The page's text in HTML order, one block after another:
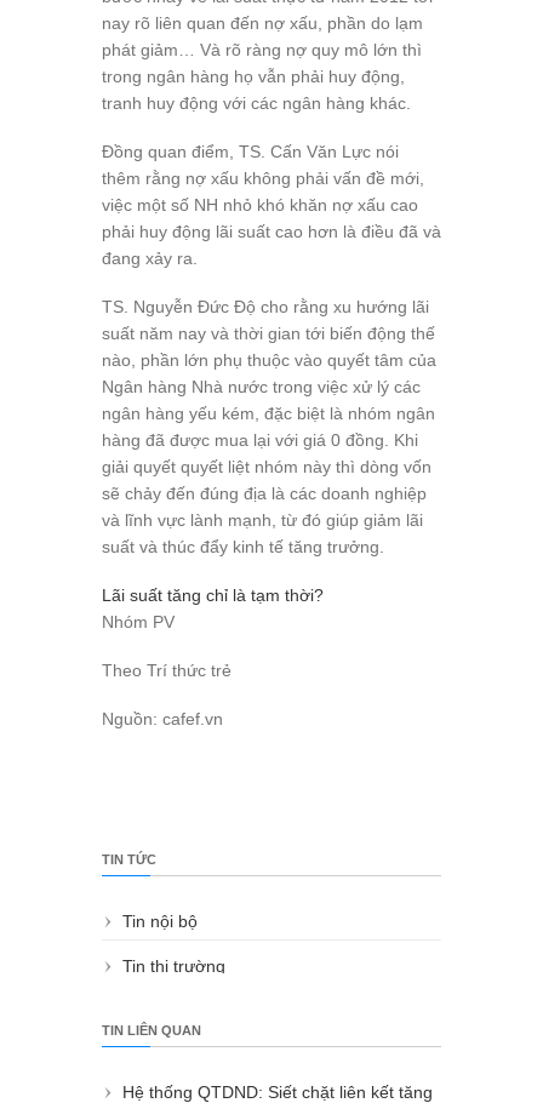
nay rõ liên quan đến nợ xấu, phần do lạm
phát giảm… Và rõ ràng nợ quy mô lớn thì
trong ngân hàng họ vẫn phải huy động,
tranh huy động với các ngân hàng khác.
Đồng quan điểm, TS. Cấn Văn Lực nói
thêm rằng nợ xấu không phải vấn đề mới,
việc một số NH nhỏ khó khăn nợ xấu cao
phải huy động lãi suất cao hơn là điều đã và
đang xảy ra.
TS. Nguyễn Đức Độ cho rằng xu hướng lãi
suất năm nay và thời gian tới biến động thế
nào, phần lớn phụ thuộc vào quyết tâm của
Ngân hàng Nhà nước trong việc xử lý các
ngân hàng yếu kém, đặc biệt là nhóm ngân
hàng đã được mua lại với giá 0 đồng. Khi
giải quyết quyết liệt nhóm này thì dòng vốn
sẽ chảy đến đúng địa là các doanh nghiệp
và lĩnh vực lành mạnh, từ đó giúp giảm lãi
suất và thúc đẩy kinh tế tăng trưởng.
Lãi suất tăng chỉ là tạm thời?
Nhóm PV
Theo Trí thức trẻ
Nguồn: cafef.vn
TIN TỨC
Tin nội bộ
Tin thị trường
TIN LIÊN QUAN
Hệ thống QTDND: Siết chặt liên kết tăng